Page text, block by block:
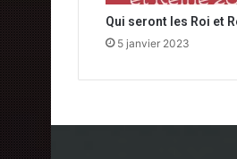
Qui seront les Roi et
5 janvier 2023